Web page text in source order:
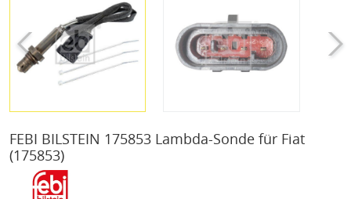
FEBI BILSTEIN 175853 Lambda-Sonde für Fiat
(175853)